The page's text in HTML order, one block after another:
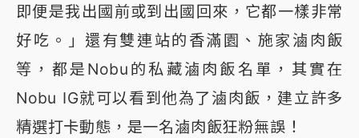
即便是我出國前或到出國回來，它都一樣非常
好吃。」還有雙連站的香滿園、施家滷肉飯
等，都是Nobu的私藏滷肉飯名單，其實在
Nobu IG就可以看到他為了滷肉飯，建立許多
精選打卡動態，是一名滷肉飯狂粉無誤！